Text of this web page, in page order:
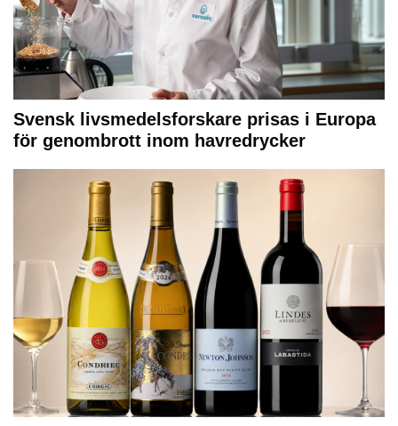
Svensk livsmedelsforskare prisas i Europa
för genombrott inom havredrycker